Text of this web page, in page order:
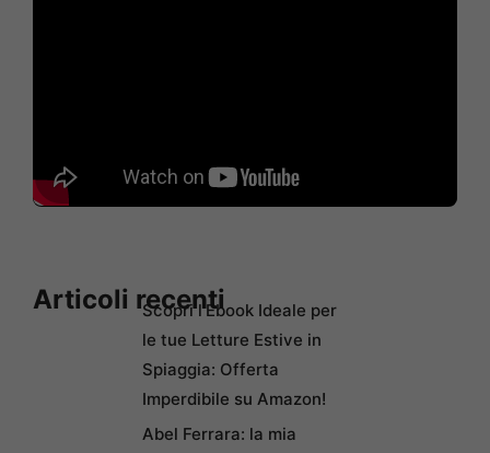
Articoli recentiScopri l’Ebook Ideale per
le tue Letture Estive in
Spiaggia: Offerta
Imperdibile su Amazon!
Abel Ferrara: la mia